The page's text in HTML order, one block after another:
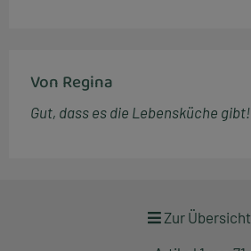
Von Regina
Gut, dass es die Lebensküche gibt!
Zur Übersicht